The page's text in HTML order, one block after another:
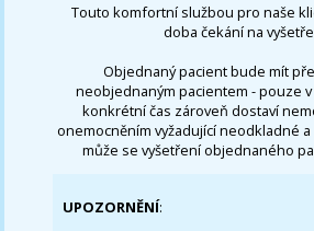
Touto komfortní službou pro naše
doba čekání na
Objednaný pacient bude mít
neobjednaným pacientem - pouze
konkrétní čas zároveň dostaví
onemocněním vyžadující neodkladné
může se vyšetření objednaného
UPOZORNĚNÍ: